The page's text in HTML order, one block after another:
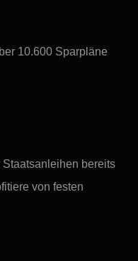
10.600 Sparpläne
Staatsanleihen bereits
von festen